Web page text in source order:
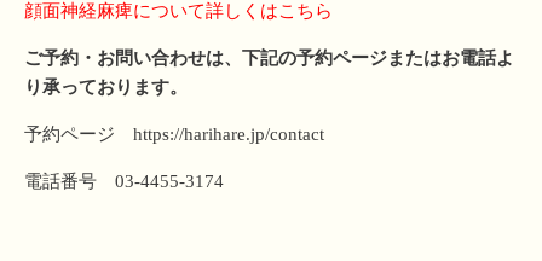
顔面神経麻痺について詳しくはこちら
ご予約・お問い合わせは、下記の予約ページまたはお電話よ
り承っております。
予約ページ https://harihare.jp/contact
電話番号 03-4455-3174